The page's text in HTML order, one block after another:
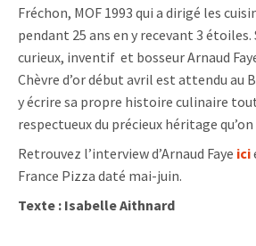
Fréchon, MOF 1993 qui a dirigé les
pendant 25 ans en y recevant 3
curieux, inventif et bosseur Arnaud
Chèvre d’or début avril est attendu au
y écrire sa propre histoire culinaire
respectueux du précieux héritage
Retrouvez l’interview d’Arnaud Faye ici
France Pizza daté mai-juin.
Texte : Isabelle Aithnard